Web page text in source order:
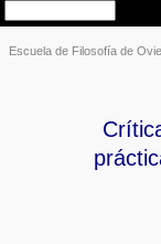
Escuela de Filosofía de